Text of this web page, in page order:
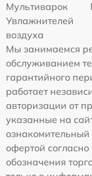
Мультиварок
Увлажнителей
воздуха
Мы занимаемся
обслуживанием
гарантийного
работает
авторизации от
указанные на
офертой
обозначения